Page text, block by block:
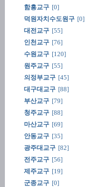
함흥교구 [0]
덕원자치수도원구 [0]
대전교구 [55]
인천교구 [76]
수원교구 [120]
원주교구 [55]
의정부교구 [45]
대구대교구 [88]
부산교구 [79]
청주교구 [88]
마산교구 [69]
안동교구 [35]
광주대교구 [82]
전주교구 [56]
제주교구 [19]
군종교구 [0]